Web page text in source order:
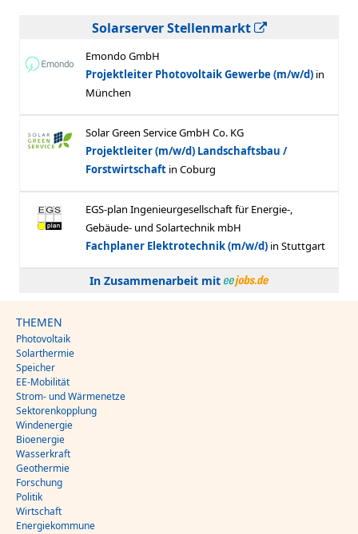
Solarserver Stellenmarkt
In Zusammenarbeit mit
THEMEN
Photovoltaik
Solarthermie
Speicher
EE-Mobilität
Strom- und Wärmenetze
Sektorenkopplung
Windenergie
Bioenergie
Wasserkraft
Geothermie
Forschung
Politik
Wirtschaft
Energiekommune